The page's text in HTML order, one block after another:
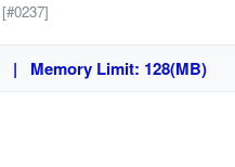
[#0237]
| Memory Limit: 128(MB)